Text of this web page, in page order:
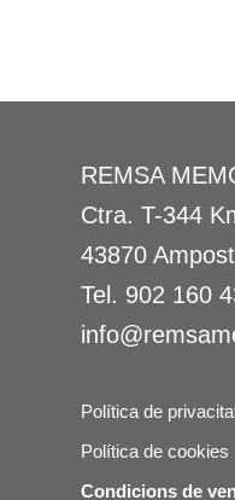
REMSA
Ctra. T-344
43870
Tel. 902 160
Política de
Política de cookies
Condicions de